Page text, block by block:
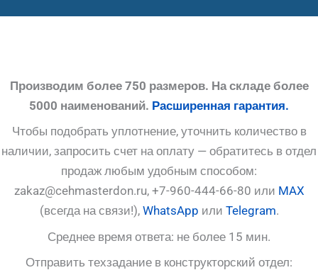
Производим более 750 размеров. На складе более
5000 наименований. Расширенная гарантия.
Чтобы подобрать уплотнение, уточнить количество в
наличии, запросить счет на оплату — обратитесь в отдел
продаж любым удобным способом:
zakaz@cehmasterdon.ru, +7-960-444-66-80 или MAX
(всегда на связи!), WhatsApp или Telegram.
Среднее время ответа: не более 15 мин.
Отправить техзадание в конструкторский отдел: